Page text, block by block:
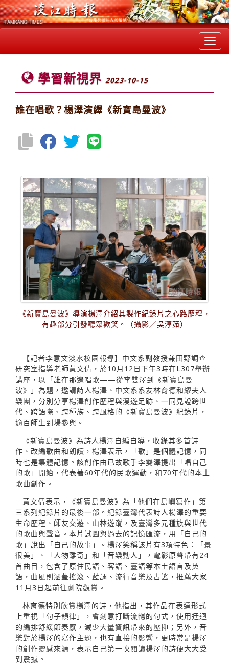
學習新視界 2023-10-15
誰在唱歌？楊澤演繹《新寶島曼波》
《新寶島曼波》導演楊澤介紹其製作紀錄片之心路歷程，
有趣部分引發聽眾歡笑。（攝影／吳淳茹）
【記者李意文淡水校園報導】中文系副教授兼田野調查
研究室指導老師黃文倩，於10月12日下午3時在L307舉辦
講座，以「誰在那邊唱歌——從李雙澤到《新寶島曼
波》」為題，邀請詩人楊澤、中文系系友林育德和繆夫人
樂團，分別分享楊澤創作歷程與漫遊足跡、一同見證跨世
代、跨語際、跨種族、跨風格的《新寶島曼波》紀錄片，
逾百師生到場參與。
《新寶島曼波》為詩人楊澤自編自導，收錄其多首詩
作、改編歌曲和朗讀，楊澤表示，「歌」是個體記憶，同
時也是集體記憶。該創作由已故歌手李雙澤提出「唱自己
的歌」開始，代表著60年代的民歌運動，和70年代的本土
歌曲創作。
黃文倩表示，《新寶島曼波》為「他們在島嶼寫作」第
三系列紀錄片的最後一部。紀錄臺灣代表詩人楊澤的重要
生命歷程、師友交遊、山林遊蹤，及臺灣多元種族與世代
的歌曲與聲音。本片試圖與過去的記憶匯流，用「自己的
歌」說出「自己的故事」。楊澤笑稱該片有3項特色：「景
很美」、「人物離奇」和「音樂動人」，電影原聲帶有24
首曲目，包含了原住民語、客語、臺語等本土語言及英
語，曲風則涵蓋搖滾、藍調、流行音樂及古謠，推薦大家
11月3日起前往劇院觀賞。
林育德特別欣賞楊澤的詩，他指出，其作品在表達形式
上重視「句子韻律」，會刻意打斷流暢的句式，使用迂迴
的編排舒緩節奏感，減少大量資訊帶來的壓抑；另外，音
樂對於楊澤的寫作主題，也有直接的影響，更時常是楊澤
的創作靈感來源，表示自己第一次閱讀楊澤的詩便大大受
到震撼。